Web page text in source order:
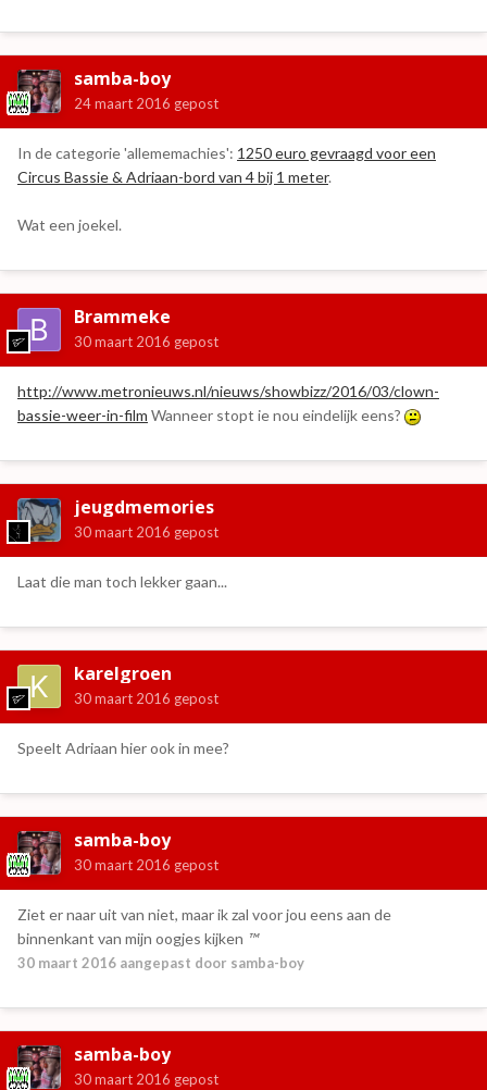
samba-boy
24 maart 2016 gepost
In de categorie 'allememachies': 1250 euro gevraagd voor een
Circus Bassie & Adriaan-bord van 4 bij 1 meter.
Wat een joekel.
Brammeke
30 maart 2016 gepost
http://www.metronieuws.nl/nieuws/showbizz/2016/03/clown-
bassie-weer-in-film Wanneer stopt ie nou eindelijk eens?
jeugdmemories
30 maart 2016 gepost
Laat die man toch lekker gaan...
karelgroen
30 maart 2016 gepost
Speelt Adriaan hier ook in mee?
samba-boy
30 maart 2016 gepost
Ziet er naar uit van niet, maar ik zal voor jou eens aan de
binnenkant van mijn oogjes kijken ™
30 maart 2016 aangepast door samba-boy
samba-boy
30 maart 2016 gepost